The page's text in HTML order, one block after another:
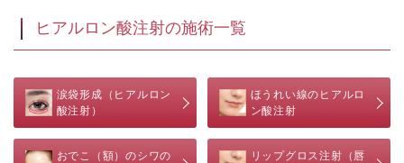
ヒアルロン酸注射の施術一覧
涙袋形成（ヒアルロン
酸注射）
ほうれい線のヒアルロ
ン酸注射
おでこ（額）のシワの
リップグロス注射（唇